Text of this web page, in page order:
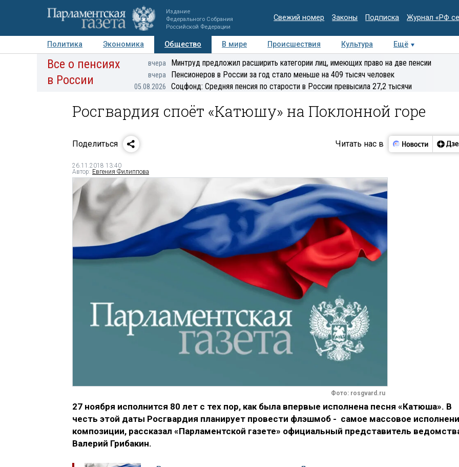
Издание
Федерального Собрания
Российской Федерации
Свежий номер Законы Подписка Журнал «РФ
Политика Экономика Общество В мире Происшествия Культура
Ещё
Авторы Персоны Мнения Регионы Медиацентр Интервью Колумнисты
Все о пенсиях
в России
вчера Минтруд предложил расширить категории лиц, имеющих право на две пенсии
вчера Пенсионеров в России за год стало меньше на 409 тысяч человек
05.08.2026 Соцфонд: Средняя пенсия по старости в России превысила 27,2 тысячи
Росгвардия споёт «Катюшу» на Поклонной горе
Поделиться Читать нас в
26.11.2018 13:40
Автор: Евгения Филиппова
Фото: rosgvard.ru
27 ноября исполнится 80 лет с тех пор, как была впервые исполнена песня «Катюша». В
честь этой даты Росгвардия планирует провести флэшмоб - самое массовое
композиции, рассказал «Парламентской газете» официальный представитель
Валерий Грибакин.